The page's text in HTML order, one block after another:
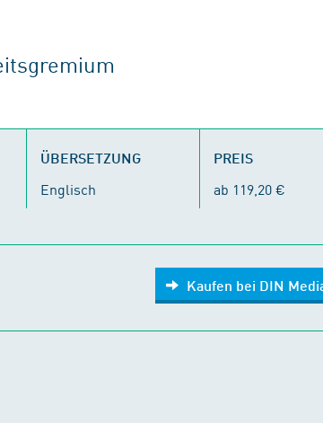
ÜBERSETZUNG
Englisch
PREIS
ab 119,20 €
Kaufen bei DIN